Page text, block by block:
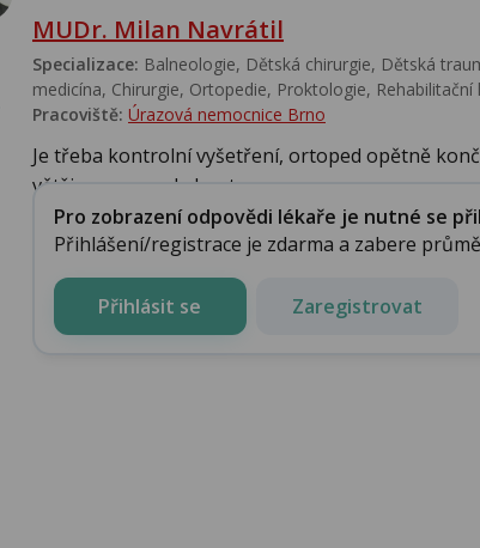
MUDr. Milan Navrátil
Specializace: Balneologie, Dětská chirurgie, Dětská
medicína, Chirurgie, Ortopedie, Proktologie,
Pracoviště: Úrazová nemocnice Brno
Je třeba kontrolní vyšetření, ortoped opětně
většinou provede kontro...
Pro zobrazení odpovědi lékaře je nutné se
Přihlášení/registrace je zdarma a zabere
Přihlásit se Zaregistrovat